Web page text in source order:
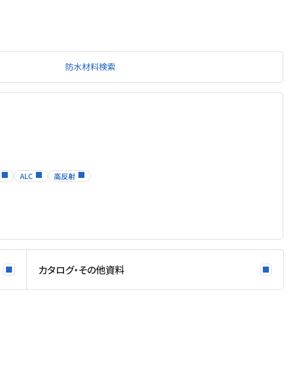
防水材料検索
ALC 高反射
カタログ・その他資料